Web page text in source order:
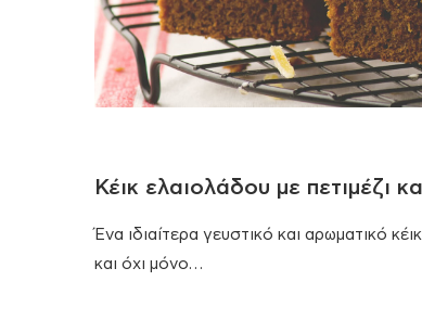
Κέικ ελαιολάδου με πετιμέζι
Ένα ιδιαίτερα γευστικό και αρωματικό
και όχι μόνο…